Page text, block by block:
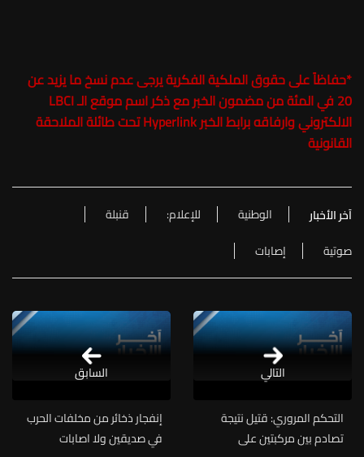
*حفاظاً على حقوق الملكية الفكرية يرجى عدم نسخ ما يزيد عن
20 في المئة من مضمون الخبر مع ذكر اسم موقع الـ LBCI
الالكتروني وارفاقه برابط الخبر Hyperlink تحت طائلة الملاحقة
القانونية
آخر الأخبار الوطنية للإعلام:
قنبلة
صوتية
إصابات
التالي
التحكم المروري: قتيل نتيجة
تصادم بين مركبتين على
إنفجار ذخائر من مخلفات الحرب
في صديقين ولا اصابات
السابق